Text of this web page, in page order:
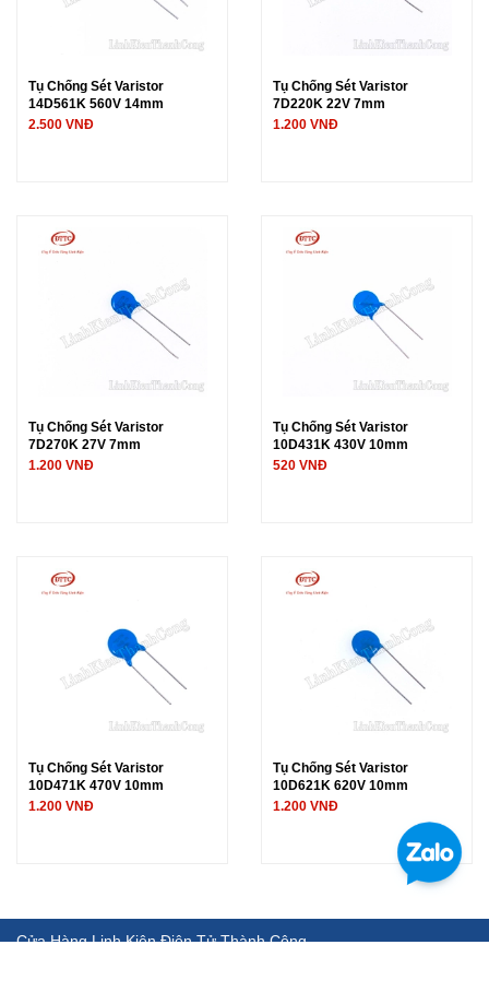
Tụ Chống Sét Varistor
14D561K 560V 14mm
2.500 VNĐ
Tụ Chống Sét Varistor
7D220K 22V 7mm
1.200 VNĐ
Tụ Chống Sét Varistor
7D270K 27V 7mm
1.200 VNĐ
Tụ Chống Sét Varistor
10D431K 430V 10mm
520 VNĐ
Tụ Chống Sét Varistor
10D471K 470V 10mm
1.200 VNĐ
Tụ Chống Sét Varistor
10D621K 620V 10mm
1.200 VNĐ
Cửa Hàng Linh Kiện Điện Tử Thành Công